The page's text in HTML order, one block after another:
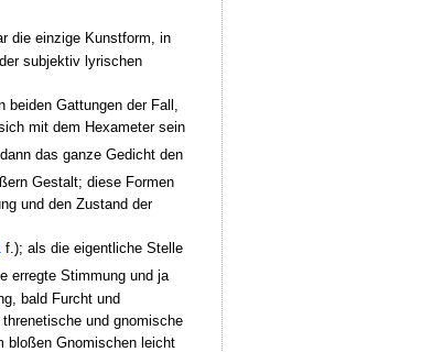
die einzige Kunstform, in
subjektiv lyrischen
Gattungen der Fall,
mit dem Hexameter sein
das ganze Gedicht den
Gestalt; diese Formen
und den Zustand der
f.); als die eigentliche Stelle
erregte Stimmung und ja
bald Furcht und
und gnomische
bloßen Gnomischen leicht